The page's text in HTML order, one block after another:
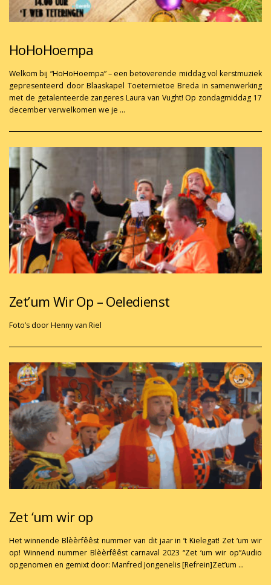
HoHoHoempa
Welkom bij “HoHoHoempa” – een betoverende middag vol kerstmuziek
gepresenteerd door Blaaskapel Toeternietoe Breda in samenwerking
met de getalenteerde zangeres Laura van Vught! Op zondagmiddag 17
december verwelkomen we je …
Zet’um Wir Op – Oeledienst
Foto’s door Henny van Riel
Zet ‘um wir op
Het winnende Blèèrfêêst nummer van dit jaar in ’t Kielegat! Zet ‘um wir
op! Winnend nummer Blèèrfêêst carnaval 2023 “Zet ‘um wir op”Audio
opgenomen en gemixt door: Manfred Jongenelis [Refrein]Zet’um …